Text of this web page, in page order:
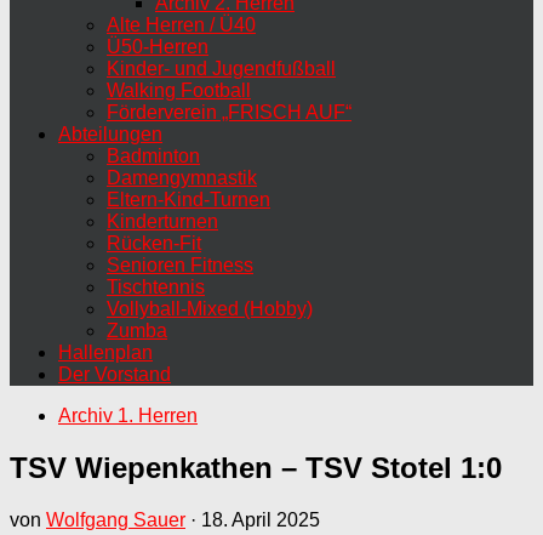
Alte Herren / Ü40
Ü50-Herren
Kinder- und Jugendfußball
Walking Football
Förderverein „FRISCH AUF“
Abteilungen
Badminton
Damengymnastik
Eltern-Kind-Turnen
Kinderturnen
Rücken-Fit
Senioren Fitness
Tischtennis
Vollyball-Mixed (Hobby)
Zumba
Hallenplan
Der Vorstand
Archiv 1. Herren
TSV Wiepenkathen – TSV Stotel 1:0
von Wolfgang Sauer · 18. April 2025